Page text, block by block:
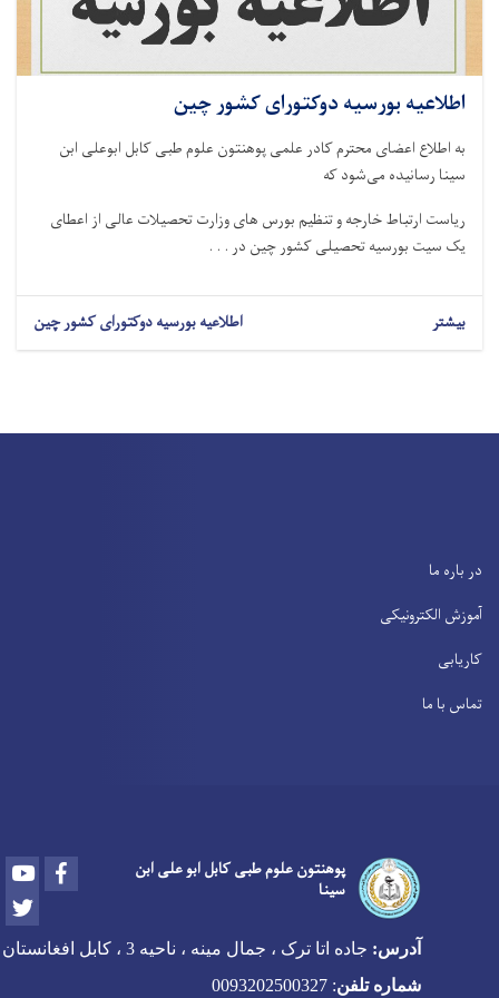
اطلاعیه بورسیه دوکتورای کشور چین
به اطلاع اعضای محترم کادر علمی پوهنتون علوم طبی کابل ابوعلی ابن
سینا رسانیده می‌شود که
ریاست ارتباط خارجه و تنظیم بورس های وزارت تحصیلات عالی از اعطای
یک سیت بورسیه تحصیلی کشور چین در . . .
بیشتر اطلاعیه بورسیه دوکتورای کشور چین
در باره ما
آموزش الکترونیکی
کاریابی
تماس با ما
پوهنتون علوم طبی کابل ابو علی ابن
سینا
Youtube
آدرس: جاده اتا ترک ، جمال مینه ، ناحیه 3 ، کابل افغانستان
شماره تلفن: